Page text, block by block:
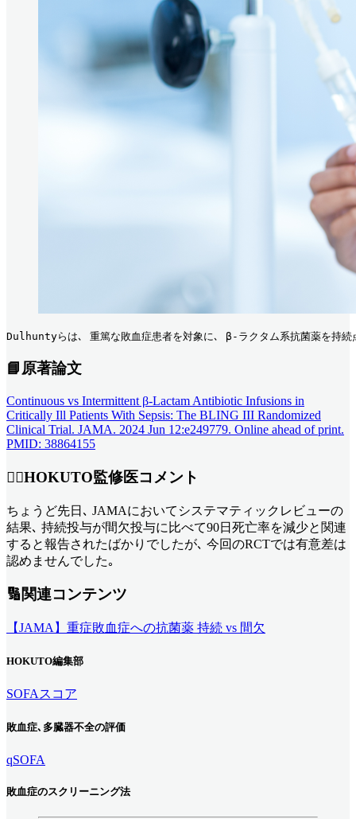
Dulhuntyらは､ 重篤な敗血症患者を対象に､ β-ラクタム系抗菌薬を持続
📘原著論文
Continuous vs Intermittent β-Lactam Antibiotic Infusions in
Critically Ill Patients With Sepsis: The BLING III Randomized
Clinical Trial. JAMA. 2024 Jun 12:e249779. Online ahead of print.
PMID: 38864155
👨‍⚕️HOKUTO監修医コメント
ちょうど先日､ JAMAにおいてシステマティックレビューの
結果､ 持続投与が間欠投与に比べて90日死亡率を減少と関連
すると報告されたばかりでしたが､ 今回のRCTでは有意差は
認めませんでした｡
🔢関連コンテンツ
【JAMA】重症敗血症への抗菌薬 持続 vs 間欠
HOKUTO編集部
SOFAスコア
敗血症､多臓器不全の評価
qSOFA
敗血症のスクリーニング法